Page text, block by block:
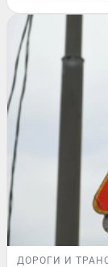
ДОРОГИ И